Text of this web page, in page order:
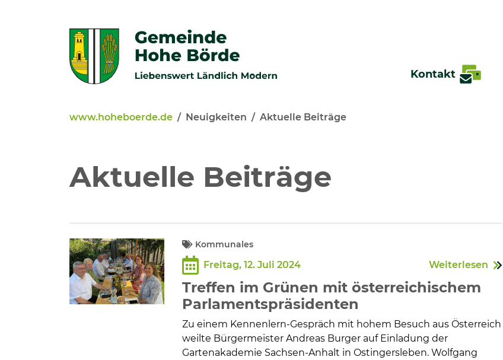
Kontakt
Veröffentlichungen
Bildung und Soziales
Wirtschaft, Bauen, Verkehr
Tourismus, Freizeit, Dorfleben
www.hoheboerde.de Neuigkeiten Aktuelle Beiträge
Aktuelle Beiträge
Kommunales
Freitag, 12. Juli 2024 Weiterlesen
Treffen im Grünen mit österreichischem
Parlamentspräsidenten
Zu einem Kennenlern-Gespräch mit hohem Besuch aus Österreich
weilte Bürgermeister Andreas Burger auf Einladung der
Gartenakademie Sachsen-Anhalt in Ostingersleben. Wolfgang